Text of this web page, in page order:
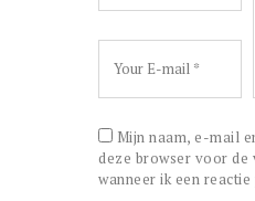
Mijn naam, e-mail
deze browser voor de
wanneer ik een reactie